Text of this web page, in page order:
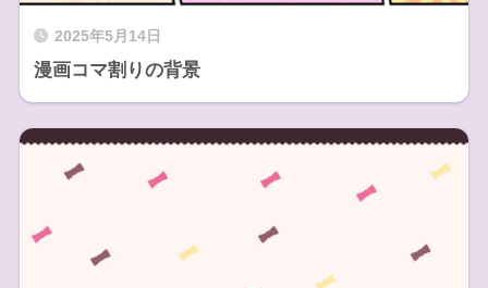
2025年5月14日
漫画コマ割りの背景